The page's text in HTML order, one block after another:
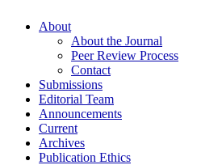
About
About the Journal
Peer Review Process
Contact
Submissions
Editorial Team
Announcements
Current
Archives
Publication Ethics